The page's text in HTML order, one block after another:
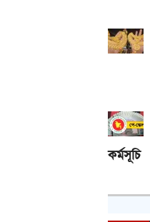
কর্মসূচি